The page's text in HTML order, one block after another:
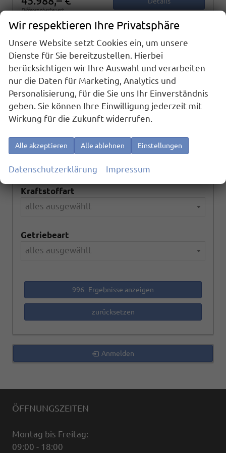
Differenzbesteuert
Fahrzeugnr.
Marke
alles ausgewählt
Modell
Kraftstoffart
alles ausgewählt
Getriebeart
alles ausgewählt
996 Ergebnisse anzeigen
zurücksetzen
Anmelden
ÖFFNUNGSZEITEN
Montag bis Freitag:
09:00 - 18:00
Wir respektieren Ihre Privatsphäre
Unsere Website setzt Cookies ein, um unsere
Dienste für Sie bereitzustellen. Hierbei
berücksichtigen wir Ihre Auswahl und verarbeiten
nur die Daten für Marketing, Analytics und
Personalisierung, für die Sie uns Ihr Einverständnis
geben. Sie können Ihre Einwilligung jederzeit mit
Wirkung für die Zukunft widerrufen.
Alle akzeptieren Alle ablehnen Einstellungen
Datenschutzerklärung Impressum